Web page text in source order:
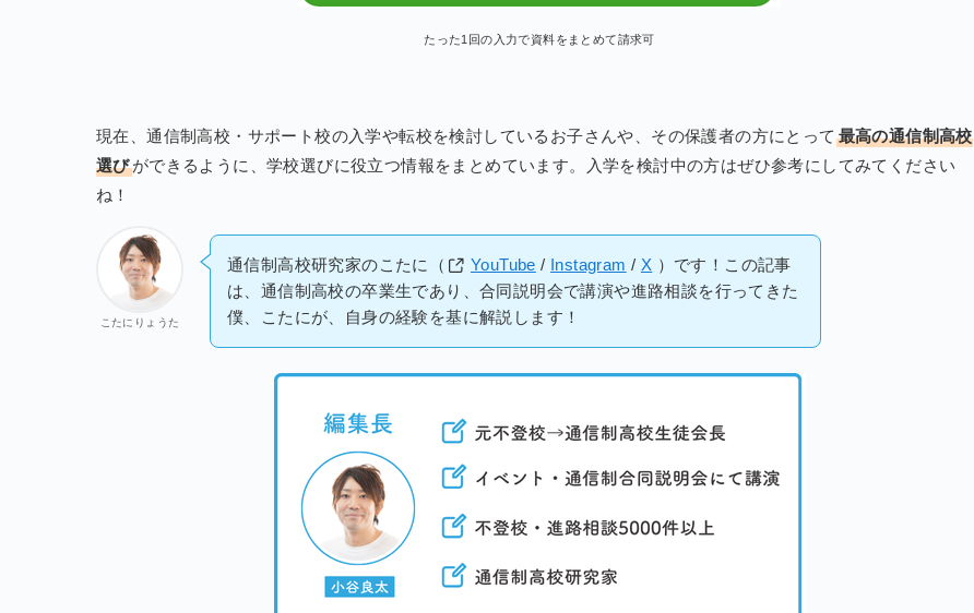
たった1回の入力で資料をまとめて請求可
現在、通信制高校・サポート校の入学や転校を検討しているお子さんや、その保護者の方にとって 最高の通信制高校
選びができるように、学校選びに役立つ情報をまとめています。入学を検討中の方はぜひ参考にしてみてください
ね！
こたにりょうた
通信制高校研究家のこたに（ YouTube / Instagram / X ）です！この記事
は、通信制高校の卒業生であり、合同説明会で講演や進路相談を行ってきた
僕、こたにが、自身の経験を基に解説します！